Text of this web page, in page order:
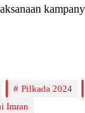
Pilkada 2024
Imran